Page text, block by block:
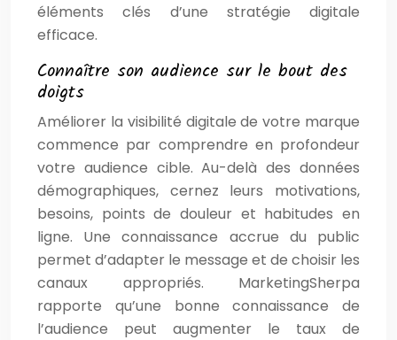
éléments clés d’une stratégie digitale
efficace.
Connaître son audience sur le bout des
doigts
Améliorer la visibilité digitale de votre marque
commence par comprendre en profondeur
votre audience cible. Au-delà des données
démographiques, cernez leurs motivations,
besoins, points de douleur et habitudes en
ligne. Une connaissance accrue du public
permet d’adapter le message et de choisir les
canaux appropriés. MarketingSherpa
rapporte qu’une bonne connaissance de
l’audience peut augmenter le taux de